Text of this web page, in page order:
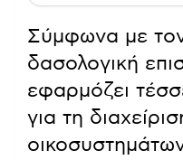
Σύμφωνα με
δασολογική
εφαρμόζει
για τη